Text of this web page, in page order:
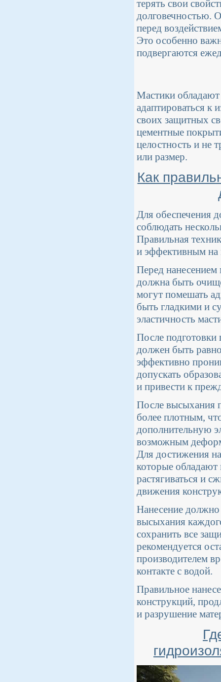
терять свои
долговечностью.
перед
Это особенно
подвергаются
Мастики обладают
адаптироваться к
своих защитных
цементные
целостность и не
или размер.
Как
Для обеспечения
соблюдать
Правильная
и эффективным на
Перед нанесением
должна быть
могут помешать
быть гладкими и
эластичность
После подготовки
должен быть
эффективно
допускать
и привести к
После высыхания
более плотным,
дополнительную
возможным
Для достижения
которые обладают
растягиваться и
движения
Нанесение должно
высыхания
сохранить все
рекомендуется
производителем
контакте с водой.
Правильное
конструкций,
и разрушение